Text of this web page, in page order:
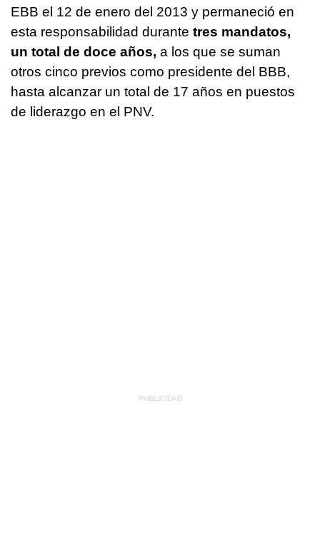
EBB el 12 de enero del 2013 y permaneció en
esta responsabilidad durante tres mandatos,
un total de doce años, a los que se suman
otros cinco previos como presidente del BBB,
hasta alcanzar un total de 17 años en puestos
de liderazgo en el PNV.